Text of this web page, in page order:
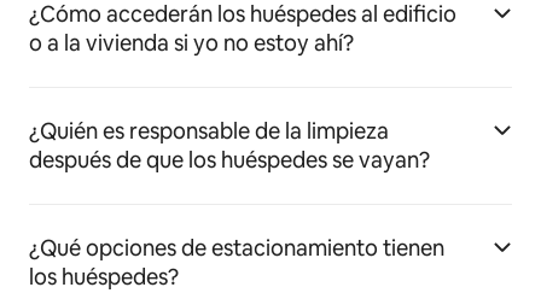
¿Cómo accederán los huéspedes al edificio
o a la vivienda si yo no estoy ahí?
¿Quién es responsable de la limpieza
después de que los huéspedes se vayan?
¿Qué opciones de estacionamiento tienen
los huéspedes?